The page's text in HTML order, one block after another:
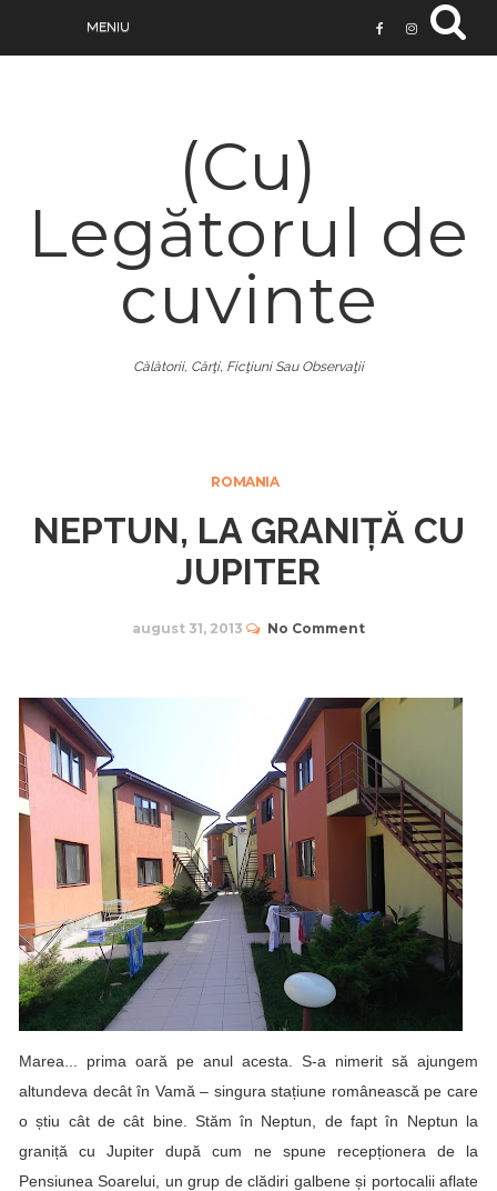
(Cu)
Legătorul de
cuvinte
Călătorii, Cărţi, Ficţiuni Sau Observaţii
ROMANIA
NEPTUN, LA GRANIȚĂ CU
JUPITER
august 31, 2013 No Comment
Marea... prima oară pe anul acesta. S-a nimerit să ajungem
altundeva decât în Vamă – singura stațiune românească pe care
o știu cât de cât bine. Stăm în Neptun, de fapt în Neptun la
graniță cu Jupiter după cum ne spune recepționera de la
Pensiunea Soarelui, un grup de clădiri galbene și portocalii aflate